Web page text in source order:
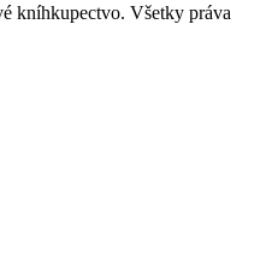
kníhkupectvo. Všetky práva